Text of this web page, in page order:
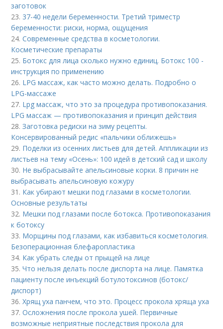
заготовок
23. 37-40 недели беременности. Третий триместр
беременности: риски, норма, ощущения
24.Современные средства в косметологии.
Косметические препараты
25. Ботокс для лица сколько нужно единиц. Ботокс 100 -
инструкция по применению
26. LPG массаж, как часто можно делать. Подробно о
LPG-массаже
27. Lpg массаж, что это за процедура противопоказания.
LPG массаж — противопоказания и принцип действия
28.Заготовка редиски на зиму рецепты.
Консервированный редис «пальчики оближешь»
29. Поделки из осенних листьев для детей. Аппликации из
листьев на тему «Осень»: 100 идей в детский сад и школу
30. Не выбрасывайте апельсиновые корки. 8 причин не
выбрасывать апельсиновую кожуру
31. Как убирают мешки под глазами в косметологии.
Основные результаты
32. Мешки под глазами после ботокса. Противопоказания
к ботоксу
33. Морщины под глазами, как избавиться косметология.
Безоперационная блефаропластика
34. Как убрать следы от прыщей на лице
35.Что нельзя делать после диспорта на лице. Памятка
пациенту после инъекций ботулотоксинов (ботокс/
диспорт)
36.Хрящ уха панчем, что это. Процесс прокола хряща уха
37.Осложнения после прокола ушей. Первичные
возможные неприятные последствия прокола для